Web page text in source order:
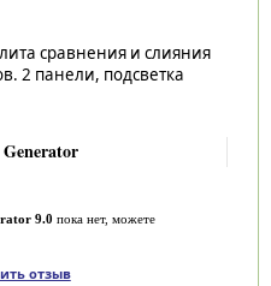
сравнения и слияния
2 панели, подсветка
9.0 пока нет, можете
отзыв